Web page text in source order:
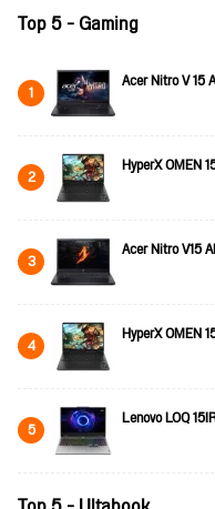
Top 5 - Gaming
1 Acer Nitro V 15
2 HyperX OMEN
3 Acer Nitro V15
4 HyperX OMEN
5 Lenovo LOQ